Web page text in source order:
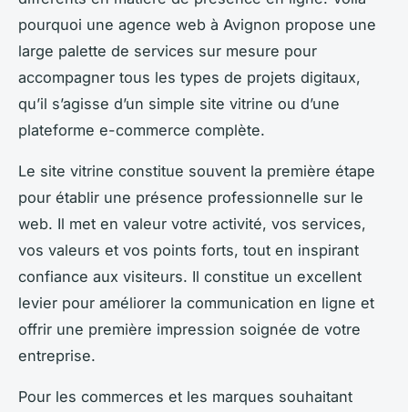
pourquoi une agence web à Avignon propose une
large palette de services sur mesure pour
accompagner tous les types de projets digitaux,
qu’il s’agisse d’un simple site vitrine ou d’une
plateforme e-commerce complète.
Le site vitrine constitue souvent la première étape
pour établir une présence professionnelle sur le
web. Il met en valeur votre activité, vos services,
vos valeurs et vos points forts, tout en inspirant
confiance aux visiteurs. Il constitue un excellent
levier pour améliorer la communication en ligne et
offrir une première impression soignée de votre
entreprise.
Pour les commerces et les marques souhaitant